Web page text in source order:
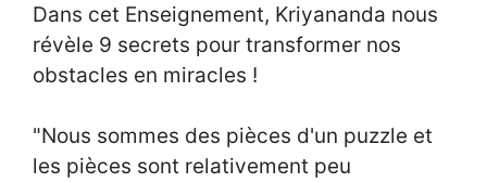
Dans cet Enseignement, Kriyananda nous
révèle 9 secrets pour transformer nos
obstacles en miracles !
"Nous sommes des pièces d'un puzzle et
les pièces sont relativement peu